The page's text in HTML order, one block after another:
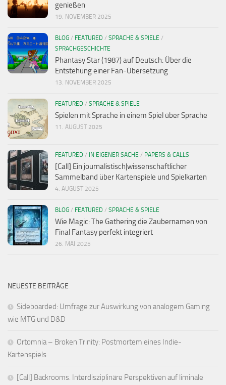
genießen
19. NOVEMBER 2025
BLOG / FEATURED / SPRACHE & SPIELE /
SPRACHGESCHICHTE
Phantasy Star (1987) auf Deutsch: Über die
Entstehung einer Fan-Übersetzung
13. NOVEMBER 2025
FEATURED / SPRACHE & SPIELE
Spielen mit Sprache in einem Spiel über Sprache
11. AUGUST 2025
FEATURED / IN EIGENER SACHE / PAPERS & CALLS
[Call] Ein journalistisch|wissenschaftlicher
Sammelband über Kartenspiele und Spielkarten
4. AUGUST 2025
BLOG / FEATURED / SPRACHE & SPIELE
Wie Magic: The Gathering die Zaubernamen von
Final Fantasy perfekt integriert
26. MAI 2025
NEUESTE BEITRÄGE
Sideboarded: Umfrage zur Auswirkung von analogem Gaming
wie MTG und D&D
Ortomnia – Broken Trinity: Postmortem eines Indie-
Kartenspiels
[Call] Backrooms. Interdisziplinäre Perspektiven auf liminale